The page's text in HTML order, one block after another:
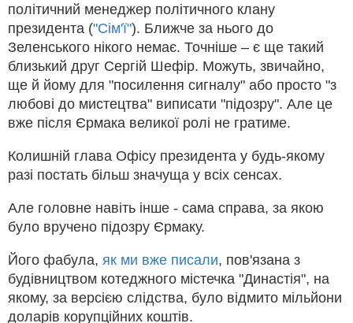
політичний менеджер політичного клану
президента ("Сім'ї"). Ближче за нього до
Зеленського нікого немає. Точніше – є ще такий
близький друг Сергій Шефір. Можуть, звичайно,
ще й йому для "посилення сигналу" або просто "з
любові до мистецтва" виписати "підозру". Але це
вже після Єрмака великої ролі не гратиме.
Колишній глава Офісу президента у будь-якому
разі постать більш значуща у всіх сенсах.
Але головне навіть інше - сама справа, за якою
було вручено підозру Єрмаку.
Його фабула, як ми вже писали, пов'язана з
будівництвом котеджного містечка "Династія", на
якому, за версією слідства, було відмито мільйони
доларів корупційних коштів.